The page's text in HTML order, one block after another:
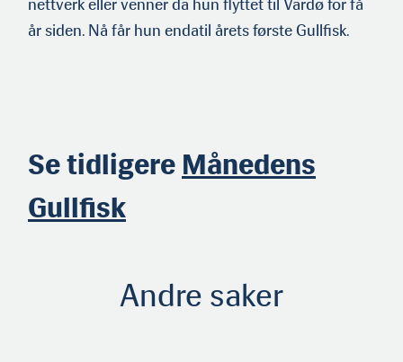
nettverk eller venner da hun flyttet til Vardø for få
år siden. Nå får hun endatil årets første Gullfisk.
Se tidligere Månedens
Gullfisk
Andre saker